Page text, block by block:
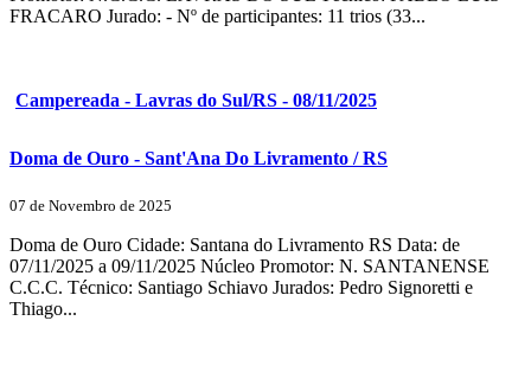
FRACARO Jurado: - Nº de participantes: 11 trios (33...
Campereada - Lavras do Sul/RS - 08/11/2025
Doma de Ouro - Sant'Ana Do Livramento / RS
07 de Novembro de 2025
Doma de Ouro Cidade: Santana do Livramento RS Data: de
07/11/2025 a 09/11/2025 Núcleo Promotor: N. SANTANENSE
C.C.C. Técnico: Santiago Schiavo Jurados: Pedro Signoretti e
Thiago...